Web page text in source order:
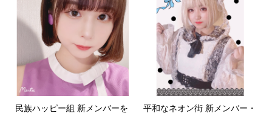
民族ハッピー組 新メンバーを
平和なネオン街 新メンバー・